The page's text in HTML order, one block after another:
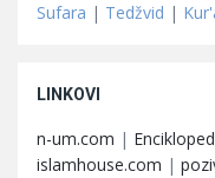
Sufara | Tedžvid |
LINKOVI
n-um.com |
islamhouse.com |